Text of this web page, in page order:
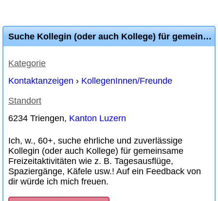
Suche Kollegin (oder auch Kollege) für gemeinsame Freizeitaktivitäten
Kategorie
Kontaktanzeigen › KollegenInnen/Freunde
Standort
6234 Triengen, Kanton Luzern
Ich, w., 60+, suche ehrliche und zuverlässige
Kollegin (oder auch Kollege) für gemeinsame
Freizeitaktivitäten wie z. B. Tagesausflüge,
Spaziergänge, Käfele usw.! Auf ein Feedback von
dir würde ich mich freuen.